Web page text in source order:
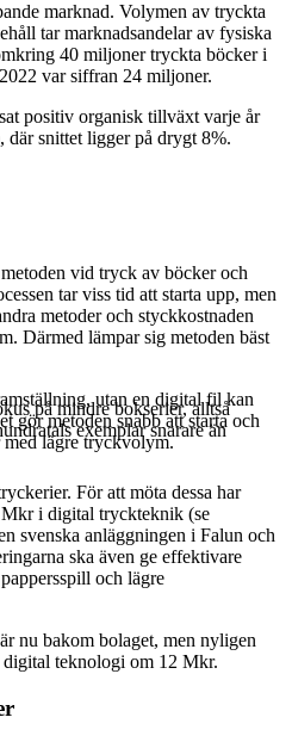
marknad. Volymen av tryckta
tar marknadsandelar av fysiska
40 miljoner tryckta böcker i
var siffran 24 miljoner.
positiv organisk tillväxt varje år
där snittet ligger på drygt 8%.
vid tryck av böcker och
tar viss tid att starta upp, men
metoder och styckkostnaden
Därmed lämpar sig metoden bäst
utan en digital fil kan
gör metoden snabb att starta och
lägre tryckvolym.
på mindre bokserier, alltså
exemplar snarare än
För att möta dessa har
i digital tryckteknik (se
svenska anläggningen i Falun och
ska även ge effektivare
och lägre
nu bakom bolaget, men nyligen
teknologi om 12 Mkr.